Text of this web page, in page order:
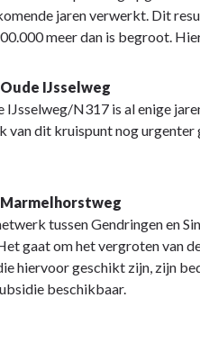
jaren verwerkt. Dit
meer dan is begroot.
IJsselweg
N317 is al enige
van dit kruispunt nog
tussen Gendringen en
gaat om het vergroten van
hiervoor geschikt zijn, zijn
beschikbaar.